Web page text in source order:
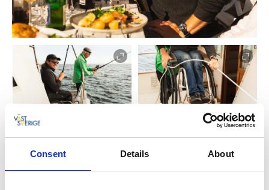
Consent Details About
Tillgänglighetsdatabasen och sprida information om